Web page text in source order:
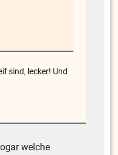
sind, lecker! Und
welche